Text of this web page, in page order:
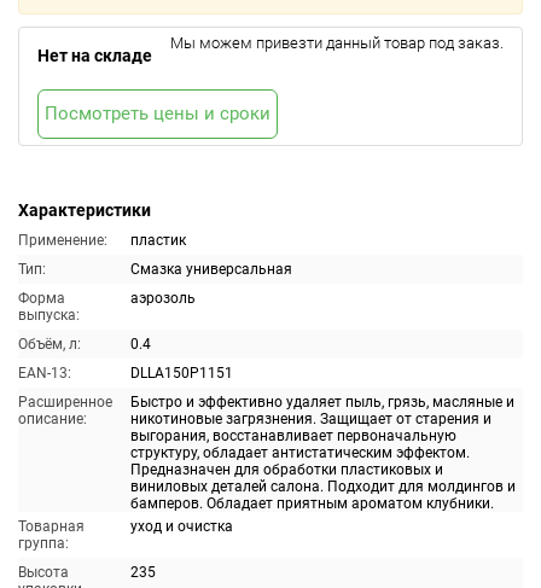
Характеристики
Применение:
пластик
Тип:
Смазка универсальная
Форма
выпуска:
аэрозоль
Объём, л:
0.4
EAN-13:
DLLA150P1151
Расширенное
описание:
Быстро и эффективно удаляет пыль, грязь, масляные и
никотиновые загрязнения. Защищает от старения и
выгорания, восстанавливает первоначальную
структуру, обладает антистатическим эффектом.
Предназначен для обработки пластиковых и
виниловых деталей салона. Подходит для молдингов и
бамперов. Обладает приятным ароматом клубники.
Товарная
группа:
уход и очистка
Высота
235
Нет на складе
Мы можем привезти данный товар под заказ.
Посмотреть цены и сроки